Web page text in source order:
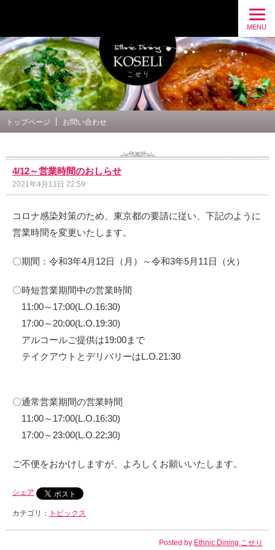
MENU
トップページ お問い合わせ
4/12～営業時間のおしらせ
2021年4月11日 22:59
コロナ感染対策のため、東京都の要請に従い、下記のように
営業時間を変更いたします。
〇期間：令和3年4月12日（月）～令和3年5月11日（火）
〇時短営業期間中の営業時間
11:00～17:00(L.O.16:30)
17:00～20:00(L.O.19:30)
アルコールご提供は19:00まで
テイクアウトとデリバリーはL.O.21:30
〇通常営業期間の営業時間
11:00～17:00(L.O.16:30)
17:00～23:00(L.O.22:30)
ご不便をおかけしますが、よろしくお願いいたします。
シェア
カテゴリ： トピックス
Posted by Ethnic Dining こせり